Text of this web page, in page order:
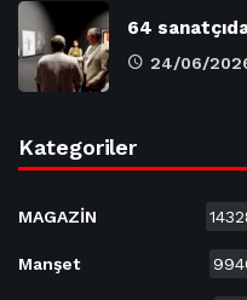
64
24/06/
Kategoriler
MAGAZİN
Manşet